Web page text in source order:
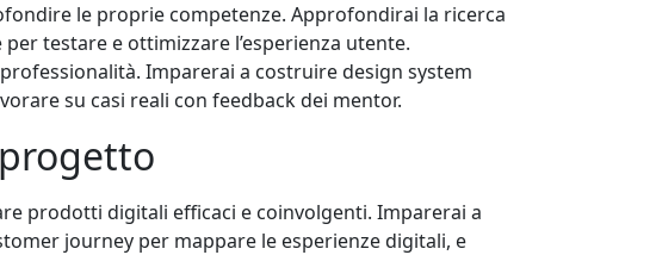
le proprie competenze. Approfondirai la ricerca
testare e ottimizzare l’esperienza utente.
Imparerai a costruire design system
su casi reali con feedback dei mentor.
prodotti digitali efficaci e coinvolgenti. Imparerai a
journey per mappare le esperienze digitali, e